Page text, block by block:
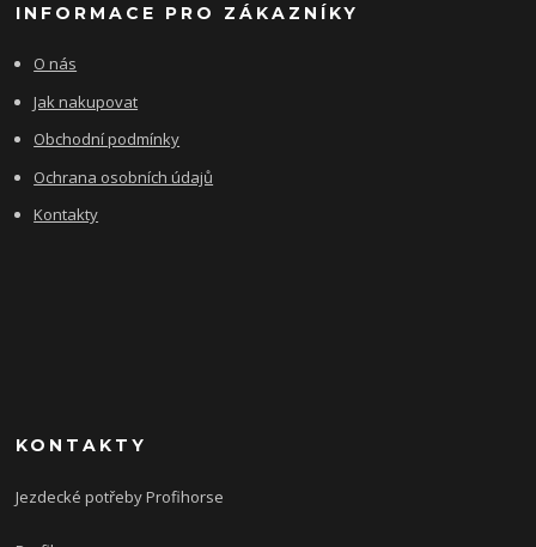
INFORMACE PRO ZÁKAZNÍKY
O nás
Jak nakupovat
Obchodní podmínky
Ochrana osobních údajů
Kontakty
KONTAKTY
Jezdecké potřeby Profihorse